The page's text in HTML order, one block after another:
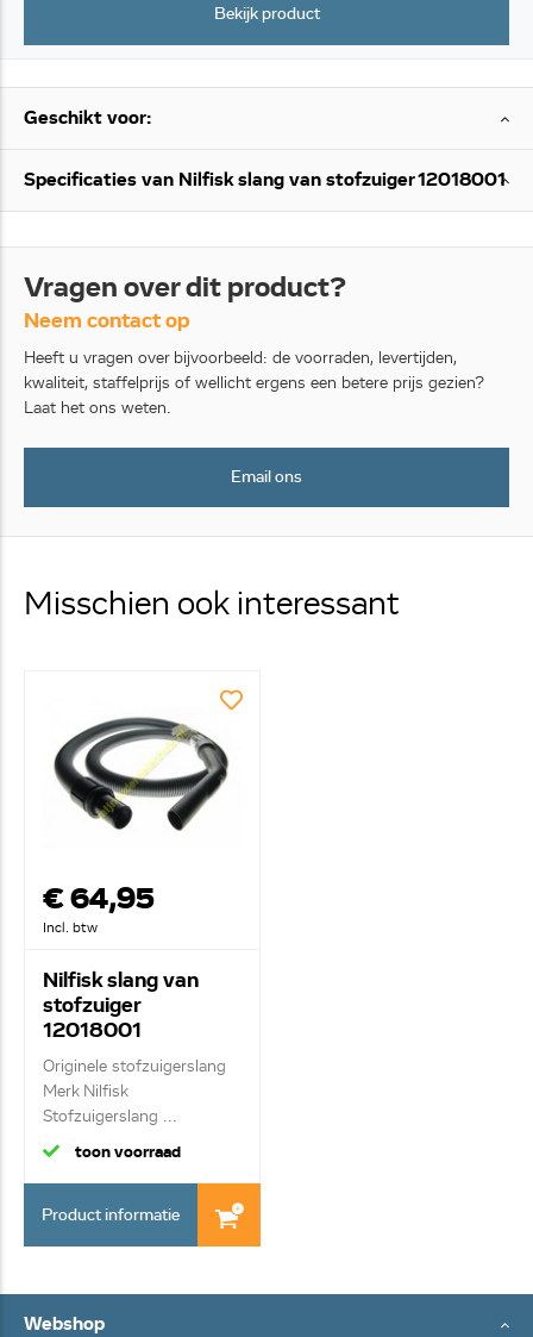
Bekijk product
Geschikt voor:
Specificaties van Nilfisk slang van stofzuiger 12018001
Vragen over dit product?
Neem contact op
Heeft u vragen over bijvoorbeeld: de voorraden, levertijden,
kwaliteit, staffelprijs of wellicht ergens een betere prijs gezien?
Laat het ons weten.
Email ons
Misschien ook interessant
€ 64,95
Incl. btw
Nilfisk slang van
stofzuiger
12018001
Originele stofzuigerslang
Merk Nilfisk
Stofzuigerslang ...
toon voorraad
Product informatie
Webshop